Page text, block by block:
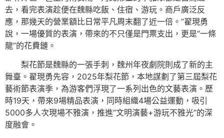
去，看完表演趁便在魏縣吃飯、住宿、游玩。商戶廣泛反
應，那幾天的營業額比日常平凡周末翻了近一倍。”翟現勇
說，一場優質的表演，帶來的不只僅是門票支出，更是“一條
龍”的花費鏈。
梨花節是魏縣的一張手刺，魏州年夜劇院則成了新的主
舞臺。翟現勇先容，2025年梨花節，本地謀劃了第三屆梨花
藝術節表演季，為游客們浮現了一系列出色的文藝表演。歷
時19天，帶來9場精品表演，同時組織4場公益運動，吸引
5000多人次現場不雅演，推進“文明演藝+游玩不雅光”的深
度融會。